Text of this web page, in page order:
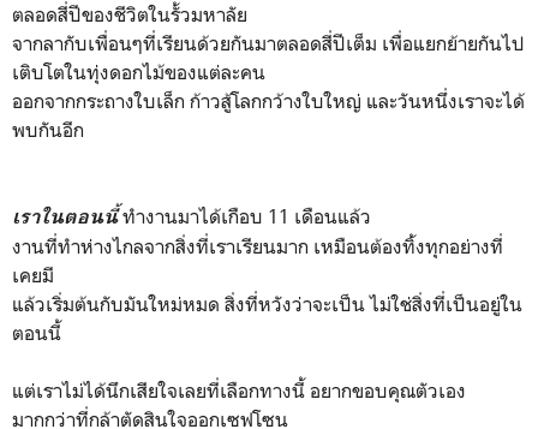
ตลอดสี่ปีของชีวิตในรั้วมหาลัย
จากลากับเพื่อนๆที่เรียนด้วยกันมาตลอดสี่ปีเต็ม เพื่อแยกย้ายกันไป
เติบโตในทุ่งดอกไม้ของแต่ละคน
ออกจากกระถางใบเล็ก ก้าวสู้โลกกว้างใบใหญ่ และวันหนึ่งเราจะได้
พบกันอีก
เราในตอนนี้ทำงานมาได้เกือบ 11 เดือนแล้ว
งานที่ทำห่างไกลจากสิ่งที่เราเรียนมาก เหมือนต้องทิ้งทุกอย่างที่
เคยมี
แล้วเริ่มต้นกับมันใหม่หมด สิ่งที่หวังว่าจะเป็น ไม่ใช่สิ่งที่เป็นอยู่ใน
ตอนนี้
แต่เราไม่ได้นึกเสียใจเลยที่เลือกทางนี้ อยากขอบคุณตัวเอง
มากกว่าที่กล้าตัดสินใจออกเซฟโซน